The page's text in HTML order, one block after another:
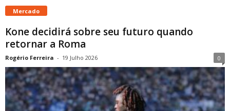
Mercado
Kone decidirá sobre seu futuro quando
retornar a Roma
Rogério Ferreira - 19 Julho 2026 0